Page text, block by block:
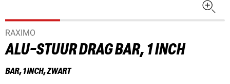
RAXIMO
ALU-STUUR DRAG BAR, 1 INCH
BAR, 1 INCH, ZWART